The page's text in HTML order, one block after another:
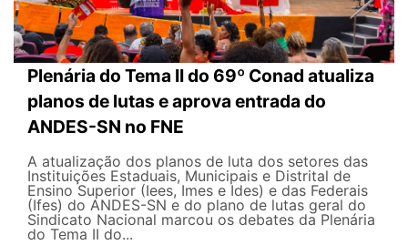
Plenária do Tema II do 69º Conad atualiza
planos de lutas e aprova entrada do
ANDES-SN no FNE
A atualização dos planos de luta dos setores das
Instituições Estaduais, Municipais e Distrital de
Ensino Superior (Iees, Imes e Ides) e das Federais
(Ifes) do ANDES-SN e do plano de lutas geral do
Sindicato Nacional marcou os debates da Plenária
do Tema II do...